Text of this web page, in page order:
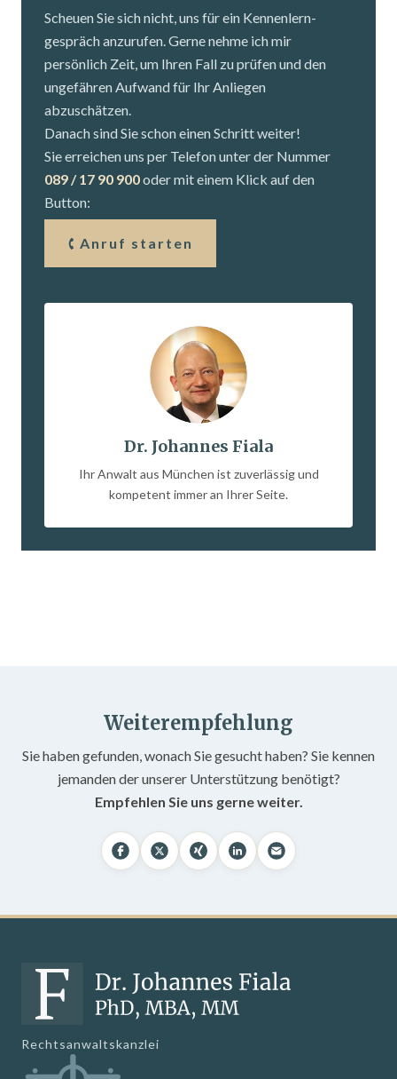
Scheuen Sie sich nicht, uns für ein Kennenlern­
gespräch anzurufen. Gerne nehme ich mir
persönlich Zeit, um Ihren Fall zu prüfen und den
ungefähren Aufwand für Ihr Anliegen
abzuschätzen.
Danach sind Sie schon einen Schritt weiter!
Sie erreichen uns per Telefon unter der Nummer
089 / 17 90 900oder mit einem Klick auf den
Button:
Anruf starten
Dr. Johannes Fiala
Ihr Anwalt aus München ist zuverlässig und
kompetent immer an Ihrer Seite.
Weiterempfehlung
Sie haben gefunden, wonach Sie gesucht haben? Sie kennen
jemanden der unserer Unterstützung benötigt?
Empfehlen Sie uns gerne weiter.
Rechtsanwaltskanzlei